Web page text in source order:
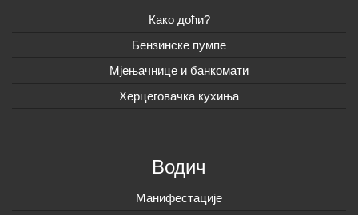
Како доћи?
Бензинске пумпе
Мјењачнице и банкомати
Херцеговачка кухиња
Водич
Манифестације